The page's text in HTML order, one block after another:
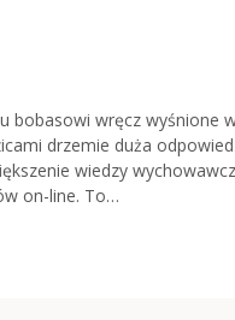
bobasowi wręcz wyśnione
drzemie duża
wiedzy
on-line. To…